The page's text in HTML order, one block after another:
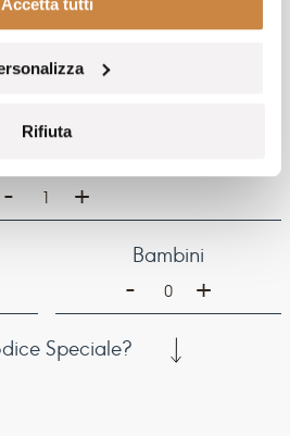
Accetta tutti
Rifiuta
- +
Bambini
0
- +
Speciale?